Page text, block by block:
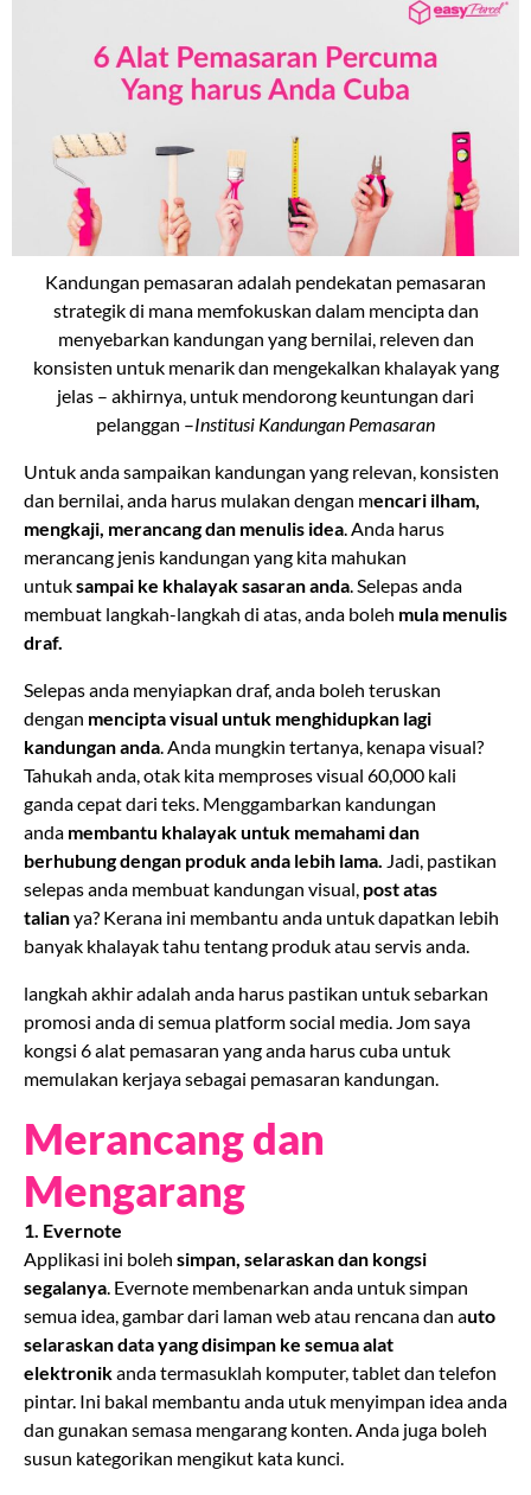
Marketplace
Kandungan pemasaran adalah pendekatan pemasaran
strategik di mana memfokuskan dalam mencipta dan
menyebarkan kandungan yang bernilai, releven dan
konsisten untuk menarik dan mengekalkan khalayak yang
jelas – akhirnya, untuk mendorong keuntungan dari
pelanggan –Institusi Kandungan Pemasaran
Untuk anda sampaikan kandungan yang relevan, konsisten
dan bernilai, anda harus mulakan dengan mencari ilham,
mengkaji, merancang dan menulis idea. Anda harus
merancang jenis kandungan yang kita mahukan
untuksampai ke khalayak sasaran anda. Selepas anda
membuat langkah-langkah di atas, anda boleh mula menulis
draf.
Selepas anda menyiapkan draf, anda boleh teruskan
dengan mencipta visual untuk menghidupkan lagi
kandungan anda. Anda mungkin tertanya, kenapa visual?
Tahukah anda, otak kita memproses visual 60,000 kali
ganda cepat dari teks. Menggambarkan kandungan
anda membantu khalayak untuk memahami dan
berhubung dengan produk anda lebih lama. Jadi, pastikan
selepas anda membuat kandungan visual, post atas
talianya? Kerana ini membantu anda untuk dapatkan lebih
banyak khalayak tahu tentang produk atau servis anda.
langkah akhir adalah anda harus pastikan untuk sebarkan
promosi anda di semua platform social media. Jom saya
kongsi 6 alat pemasaran yang anda harus cuba untuk
memulakan kerjaya sebagai pemasaran kandungan.
Merancang dan
Mengarang
1. Evernote
Applikasi ini boleh simpan, selaraskan dan kongsi
segalanya. Evernote membenarkan anda untuk simpan
semua idea, gambar dari laman web atau rencana dan auto
selaraskan data yang disimpan ke semua alat
elektronikanda termasuklah komputer, tablet dan telefon
pintar. Ini bakal membantu anda utuk menyimpan idea anda
dan gunakan semasa mengarang konten. Anda juga boleh
susun kategorikan mengikut kata kunci.